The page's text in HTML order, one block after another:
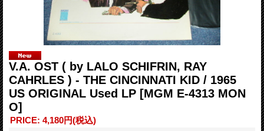
V.A. OST ( by LALO SCHIFRIN, RAY
CAHRLES ) - THE CINCINNATI KID / 1965
US ORIGINAL Used LP [MGM E-4313 MON
O]
PRICE: 4,180円(税込)